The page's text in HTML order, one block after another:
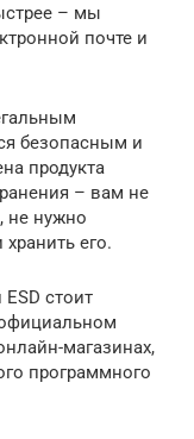
– мы
почте и
безопасным и
продукта
– вам не
не нужно
его.
стоит
магазинах,
программного